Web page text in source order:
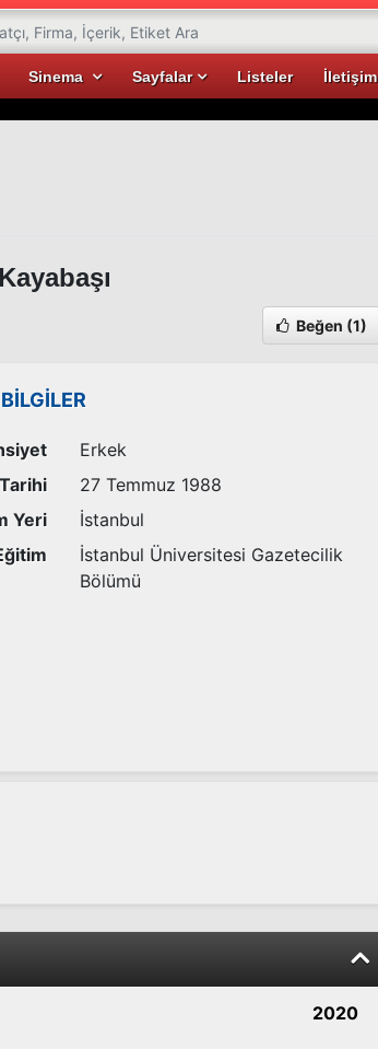
Sinema Sayfalar Listeler İletişim
Beğen (1)
Erkek
27 Temmuz 1988
Yeri
İstanbul
İstanbul Üniversitesi Gazetecilik
Bölümü
2020